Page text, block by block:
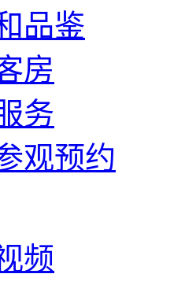
品鉴
房
务
观预约
频